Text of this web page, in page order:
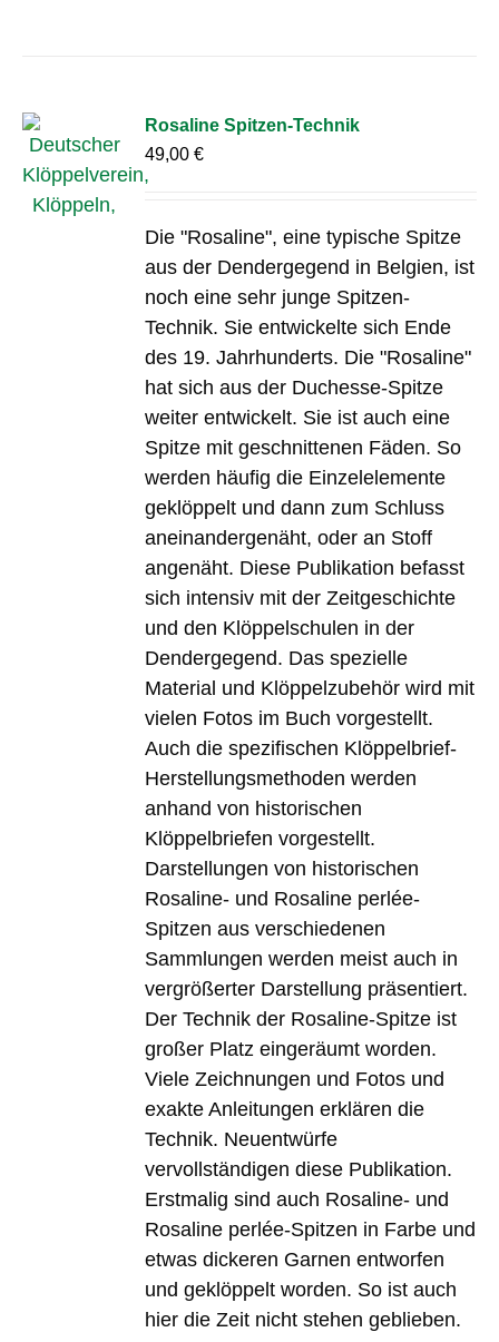
Rosaline Spitzen-Technik
49,00€
Die "Rosaline", eine typische Spitze
aus der Dendergegend in Belgien, ist
noch eine sehr junge Spitzen-
Technik. Sie entwickelte sich Ende
des 19. Jahrhunderts. Die "Rosaline"
hat sich aus der Duchesse-Spitze
weiter entwickelt. Sie ist auch eine
Spitze mit geschnittenen Fäden. So
werden häufig die Einzelelemente
geklöppelt und dann zum Schluss
aneinandergenäht, oder an Stoff
angenäht. Diese Publikation befasst
sich intensiv mit der Zeitgeschichte
und den Klöppelschulen in der
Dendergegend. Das spezielle
Material und Klöppelzubehör wird mit
vielen Fotos im Buch vorgestellt.
Auch die spezifischen Klöppelbrief-
Herstellungsmethoden werden
anhand von historischen
Klöppelbriefen vorgestellt.
Darstellungen von historischen
Rosaline- und Rosaline perlée-
Spitzen aus verschiedenen
Sammlungen werden meist auch in
vergrößerter Darstellung präsentiert.
Der Technik der Rosaline-Spitze ist
großer Platz eingeräumt worden.
Viele Zeichnungen und Fotos und
exakte Anleitungen erklären die
Technik. Neuentwürfe
vervollständigen diese Publikation.
Erstmalig sind auch Rosaline- und
Rosaline perlée-Spitzen in Farbe und
etwas dickeren Garnen entworfen
und geklöppelt worden. So ist auch
hier die Zeit nicht stehen geblieben.